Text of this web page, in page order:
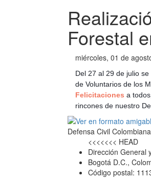
Forestal
miércoles, 01 de
Del 27 al 29 de julio
de Voluntarios de los
Felicitaciones a
rincones de nuestro
Defensa Civil Colombiana
<<<<<<< HEAD
Dirección General
Bogotá D.C.,
Código postal: